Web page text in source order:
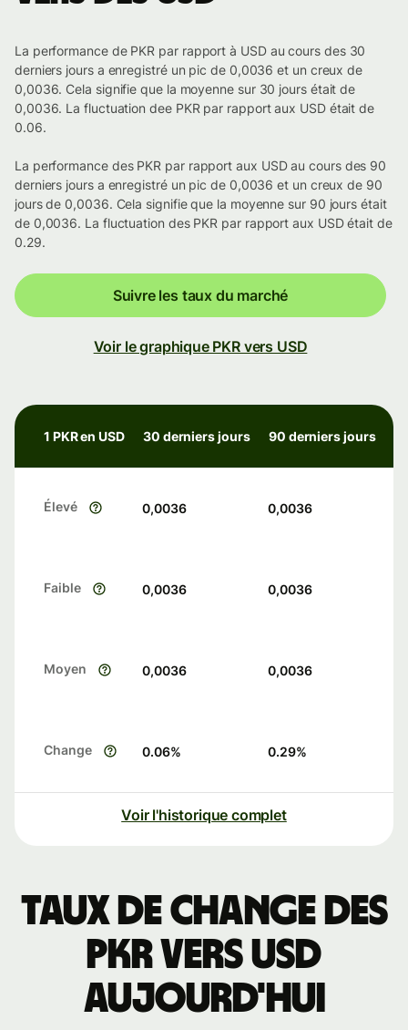
La performance de PKR par rapport à USD au cours des 30
derniers jours a enregistré un pic de 0,0036 et un creux de
0,0036. Cela signifie que la moyenne sur 30 jours était de
0,0036. La fluctuation dee PKR par rapport aux USD était de
0.06.
La performance des PKR par rapport aux USD au cours des 90
derniers jours a enregistré un pic de 0,0036 et un creux de 90
jours de 0,0036. Cela signifie que la moyenne sur 90 jours était
de 0,0036. La fluctuation des PKR par rapport aux USD était de
0.29.
Suivre les taux du marché
Voir le graphique PKR vers USD
1 PKR en USD 30 derniers jours 90 derniers jours
Élevé 0,0036 0,0036
Faible 0,0036 0,0036
Moyen 0,0036 0,0036
Change 0.06% 0.29%
Voir l'historique complet
Taux de change des
PKR vers USD
aujourd'hui